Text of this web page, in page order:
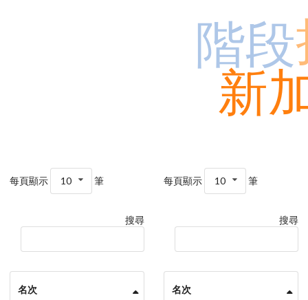
每頁顯示 10 筆
搜尋
名次
階段
新
每頁顯示 10 筆
搜尋
名次